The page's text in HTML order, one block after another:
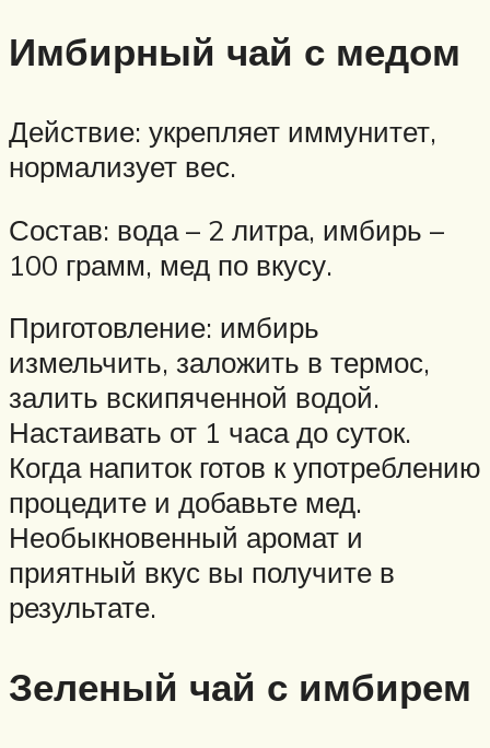
Имбирный чай с медом
Действие: укрепляет иммунитет,
нормализует вес.
Состав: вода – 2 литра, имбирь –
100 грамм, мед по вкусу.
Приготовление: имбирь
измельчить, заложить в термос,
залить вскипяченной водой.
Настаивать от 1 часа до суток.
Когда напиток готов к употреблению
процедите и добавьте мед.
Необыкновенный аромат и
приятный вкус вы получите в
результате.
Зеленый чай с имбирем